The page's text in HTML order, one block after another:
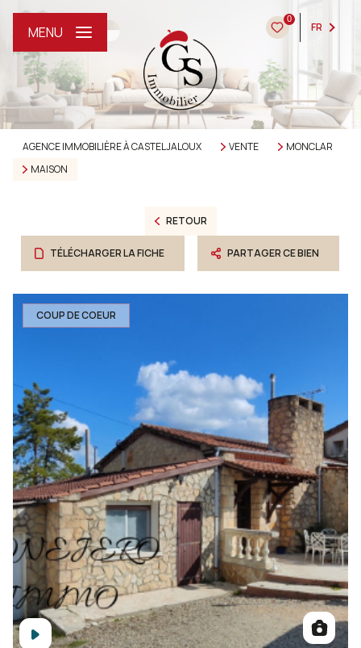
0
FR
MENU
AGENCE IMMOBILIÈRE À CASTELJALOUX VENTE
MONCLAR
MAISON
RETOUR
TÉLÉCHARGER LA FICHE PARTAGER CE BIEN
COUP DE COEUR